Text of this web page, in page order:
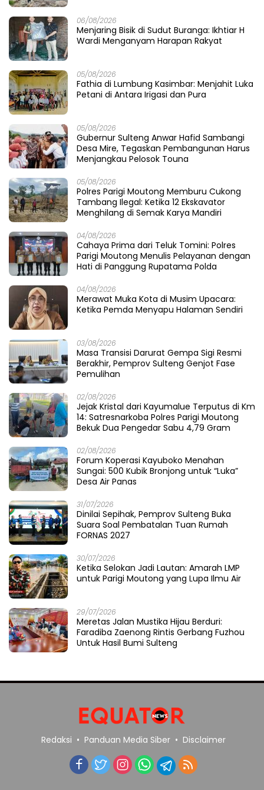
06/08/2026
Menjaring Bisik di Sudut Buranga: Ikhtiar H
Wardi Menganyam Harapan Rakyat
05/08/2026
Fathia di Lumbung Kasimbar: Menjahit Luka
Petani di Antara Irigasi dan Pura
05/08/2026
Gubernur Sulteng Anwar Hafid Sambangi
Desa Mire, Tegaskan Pembangunan Harus
Menjangkau Pelosok Touna
05/08/2026
Polres Parigi Moutong Memburu Cukong
Tambang Ilegal: Ketika 12 Ekskavator
Menghilang di Semak Karya Mandiri
04/08/2026
Cahaya Prima dari Teluk Tomini: Polres
Parigi Moutong Menulis Pelayanan dengan
Hati di Panggung Rupatama Polda
04/08/2026
Merawat Muka Kota di Musim Upacara:
Ketika Pemda Menyapu Halaman Sendiri
03/08/2026
Masa Transisi Darurat Gempa Sigi Resmi
Berakhir, Pemprov Sulteng Genjot Fase
Pemulihan
02/08/2026
Jejak Kristal dari Kayumalue Terputus di Km
14: Satresnarkoba Polres Parigi Moutong
Bekuk Dua Pengedar Sabu 4,79 Gram
02/08/2026
Forum Koperasi Kayuboko Menahan
Sungai: 500 Kubik Bronjong untuk “Luka”
Desa Air Panas
31/07/2026
Dinilai Sepihak, Pemprov Sulteng Buka
Suara Soal Pembatalan Tuan Rumah
FORNAS 2027
30/07/2026
Ketika Selokan Jadi Lautan: Amarah LMP
untuk Parigi Moutong yang Lupa Ilmu Air
29/07/2026
Meretas Jalan Mustika Hijau Berduri:
Faradiba Zaenong Rintis Gerbang Fuzhou
Untuk Hasil Bumi Sulteng
Redaksi Panduan Media Siber Disclaimer